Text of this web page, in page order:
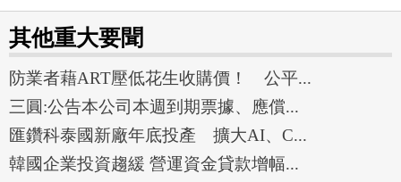
其他重大要聞
防業者藉ART壓低花生收購價！ 公平...
三圓:公告本公司本週到期票據、應償...
匯鑽科泰國新廠年底投產 擴大AI、C...
韓國企業投資趨緩 營運資金貸款增幅...